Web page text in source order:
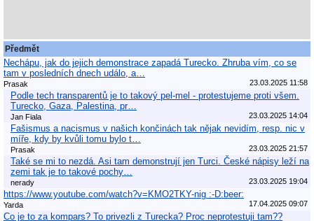
Předmět
Nechápu, jak do jejich demonstrace zapadá Turecko. Zhruba vím, co se
tam v posledních dnech událo, a…
Prasak 23.03.2025 11:58
Podle tech transparentů je to takový pel-mel - protestujeme proti všem.
Turecko, Gaza, Palestina, pr…
Jan Fiala 23.03.2025 14:04
Fašismus a nacismus v našich končinách tak nějak nevidím, resp. nic v
míře, kdy by kvůli tomu bylo t…
Prasak 23.03.2025 21:57
Také se mi to nezdá. Asi tam demonstrují jen Turci. České nápisy leží na
zemi tak je to takové pochy…
nerady 23.03.2025 19:04
https://www.youtube.com/watch?v=KMO2TKY-nig :-D:beer:
Yarda 17.04.2025 09:07
Co je to za kompars? To privezli z Turecka? Proc neprotestuji tam??